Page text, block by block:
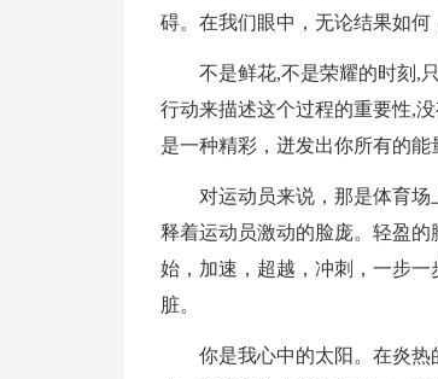
碍。在我们眼中，无论结果如
不是鲜花,不是荣耀的时刻,
行动来描述这个过程的重要性,
是一种精彩，迸发出你所有的能
对运动员来说，那是体育
释着运动员激动的脸庞。轻盈
始，加速，超越，冲刺，一步
脏。
你是我心中的太阳。在炎